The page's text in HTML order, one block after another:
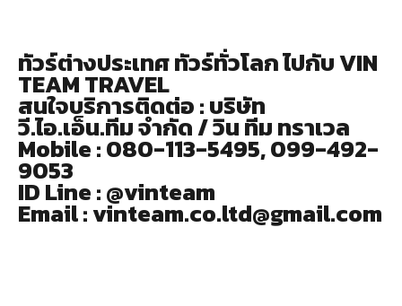
ทัวร์ต่างประเทศ ทัวร์ทั่วโลก ไปกับ VIN
TEAM TRAVEL
สนใจบริการติดต่อ : บริษัท
วี.ไอ.เอ็น.ทีม จำกัด / วิน ทีม ทราเวล
Mobile : 080-113-5495, 099-492-
9053
ID Line : @vinteam
Email : vinteam.co.ltd@gmail.com